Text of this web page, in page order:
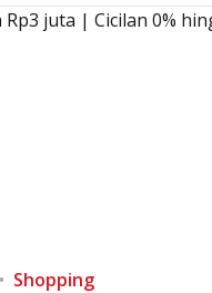
Shopping